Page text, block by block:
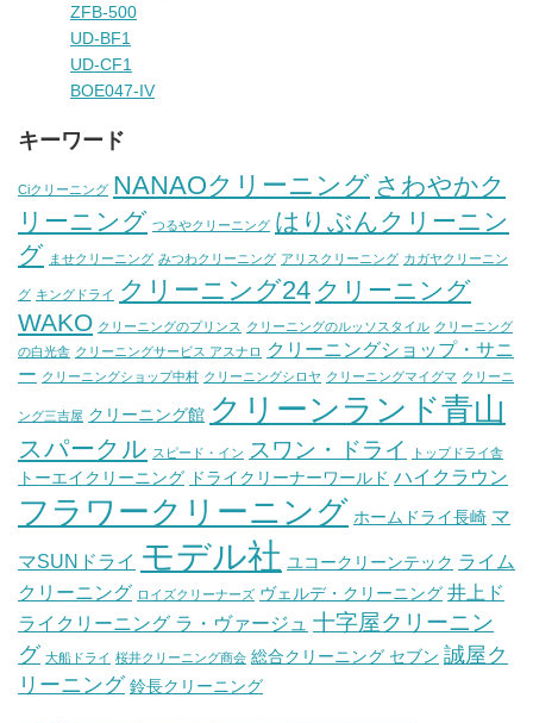
ZFB-500
UD-BF1
UD-CF1
BOE047-IV
キーワード
Ciクリーニング NANAOクリーニング さわやかク
リーニング つるやクリーニング はりぶんクリーニン
グ ませクリーニング みつわクリーニング アリスクリーニング カガヤクリーニン
グ キングドライ クリーニング24 クリーニング
WAKO クリーニングのプリンス クリーニングのルッソスタイル クリーニング
の白光舎 クリーニングサービス アスナロ
クリーニングショップ・サニ
ー クリーニングショップ中村 クリーニングシロヤ クリーニングマイグマ クリーニ
ング三吉屋 クリーニング館 クリーンランド青山
スパークル スピード・イン スワン・ドライ トップドライ舎
トーエイクリーニング ドライクリーナーワールド ハイクラウン
フラワークリーニング ホームドライ長崎 マ
マSUNドライ モデル社 ユコークリーンテック ライム
クリーニング ロイズクリーナーズ ヴェルデ・クリーニング 井上ド
ライクリーニング ラ・ヴァージュ 十字屋クリーニン
グ 大船ドライ 桜井クリーニング商会 総合クリーニング セブン 誠屋ク
リーニング 鈴長クリーニング